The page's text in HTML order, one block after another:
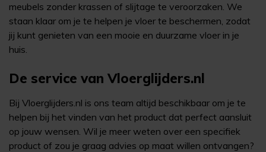
meubels zonder krassen of slijtage te veroorzaken. We
staan klaar om je te helpen je vloer te beschermen, zodat
jij kunt genieten van een mooie en duurzame vloer in je
huis.
De service van Vloerglijders.nl
Bij Vloerglijders.nl is ons team altijd beschikbaar om je te
helpen bij het vinden van het product dat perfect aansluit
op jouw wensen. Wil je meer weten over een specifiek
product of zou je graag advies op maat willen ontvangen?